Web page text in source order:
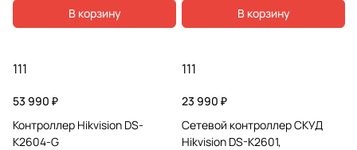
В корзину В корзину
111
53 990 ₽
Контроллер Hikvision DS-
K2604-G
111
23 990 ₽
Сетевой контроллер СКУД
Hikvision DS-K2601,